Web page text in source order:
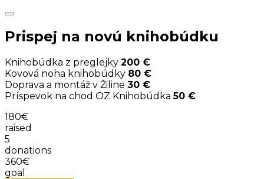
Prispej na novú knihobúdku
Knihobúdka z preglejky 200 €
Kovová noha knihobúdky 80 €
Doprava a montáž v Žiline 30 €
Príspevok na chod OZ Knihobúdka50 €
180€
raised
5
donations
360€
goal